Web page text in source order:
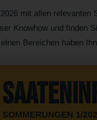
mit allen relevanten
Knowhow und finden
Bereichen haben
SOMMERUNGEN 1/